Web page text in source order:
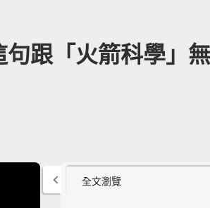
跟「火箭科學」無
全文瀏覽